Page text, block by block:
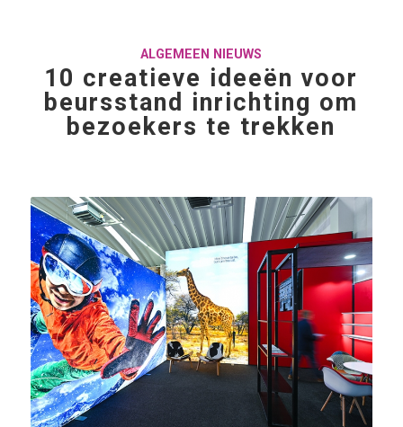
ALGEMEEN NIEUWS
10 creatieve ideeën voor
beursstand inrichting om
bezoekers te trekken